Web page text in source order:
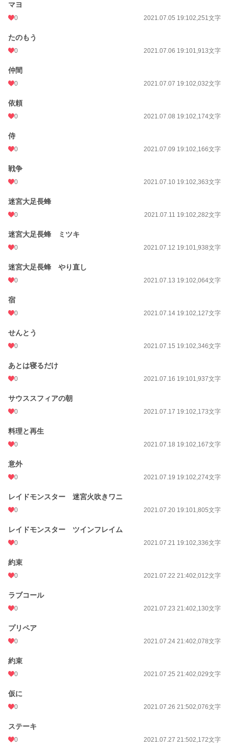
マヨ
0 2021.07.05 19:102,251文字
たのもう
0 2021.07.06 19:101,913文字
仲間
0 2021.07.07 19:102,032文字
依頼
0 2021.07.08 19:102,174文字
侍
0 2021.07.09 19:102,166文字
戦争
0 2021.07.10 19:102,363文字
迷宮大足長蜂
0 2021.07.11 19:102,282文字
迷宮大足長蜂 ミツキ
0 2021.07.12 19:101,938文字
迷宮大足長蜂 やり直し
0 2021.07.13 19:102,064文字
宿
0 2021.07.14 19:102,127文字
せんとう
0 2021.07.15 19:102,346文字
あとは寝るだけ
0 2021.07.16 19:101,937文字
サウススフィアの朝
0 2021.07.17 19:102,173文字
料理と再生
0 2021.07.18 19:102,167文字
意外
0 2021.07.19 19:102,274文字
レイドモンスター 迷宮火吹きワニ
0 2021.07.20 19:101,805文字
レイドモンスター ツインフレイム
0 2021.07.21 19:102,336文字
約束
0 2021.07.22 21:402,012文字
ラブコール
0 2021.07.23 21:402,130文字
プリペア
0 2021.07.24 21:402,078文字
約束
0 2021.07.25 21:402,029文字
仮に
0 2021.07.26 21:502,076文字
ステーキ
0 2021.07.27 21:502,172文字